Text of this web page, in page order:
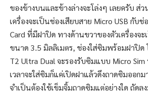
ของข้างบนและข้างล่างจะโล่งๆ เลยครับ ส่
เครื่องจะเป็นช่องเสียบสาย Micro USB กับช่
Card ที่มีฝาปิด ทางด้านขวาของตัวเครื่องจ
ขนาด 3.5 มิลลิเมตร, ช่องใส่ซิมพร้อมฝาปิด
T2 Ultra Dual จะรองรับซิมแบบ Micro Sim
เวลาจะใส่ซิมก็แค่เปิดฝาแล้วดึงถาดซิมออกม
จำเป็นต้องใช้เข็มจิ้มถาดซิมแต่อย่างใด ถัดลง